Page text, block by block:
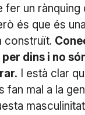
fer un rànquing
és que és
construït.
dins i no
I està clar
mal a la